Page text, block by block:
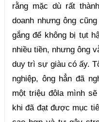
rằng mặc dù rất
doanh nhưng ông
gắng để không bị tụt
nhiều tiền, nhưng ông
duy trì sự giàu có ấy.
nghiệp, ông hẳn đã
một triệu đôla mình
khi đã đạt được mục